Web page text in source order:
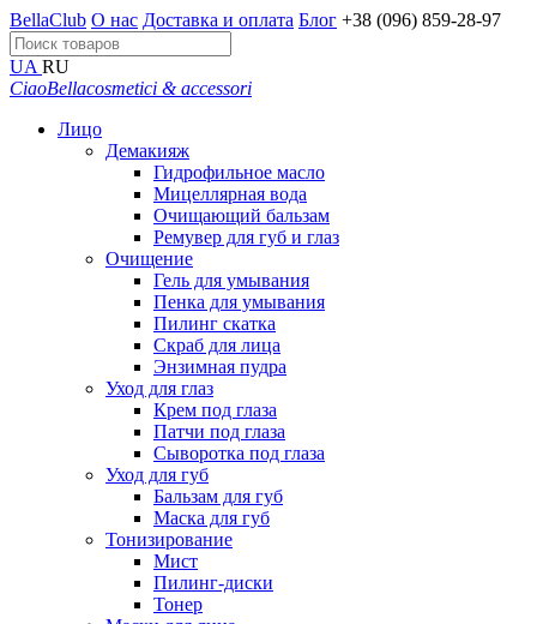
BellaClub О нас Доставка и оплата Блог +38 (096) 859-28-97
UA RU
CiaoBellacosmetici & accessori
Лицо
Демакияж
Гидрофильное масло
Мицеллярная вода
Очищающий бальзам
Ремувер для губ и глаз
Очищение
Гель для умывания
Пенка для умывания
Пилинг скатка
Скраб для лица
Энзимная пудра
Уход для глаз
Крем под глаза
Патчи под глаза
Сыворотка под глаза
Уход для губ
Бальзам для губ
Маска для губ
Тонизирование
Мист
Пилинг-диски
Тонер